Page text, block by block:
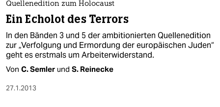
berlin
wahrheit
verlag
verlag
Quellenedition zum Holocaust
Ein Echolot des Terrors
In den Bänden 3 und 5 der ambitionierten Quellenedition
zur „Verfolgung und Ermordung der europäischen Juden“
geht es erstmals um Arbeiterwiderstand.
Von C. Semler und S. Reinecke
27.1.2013